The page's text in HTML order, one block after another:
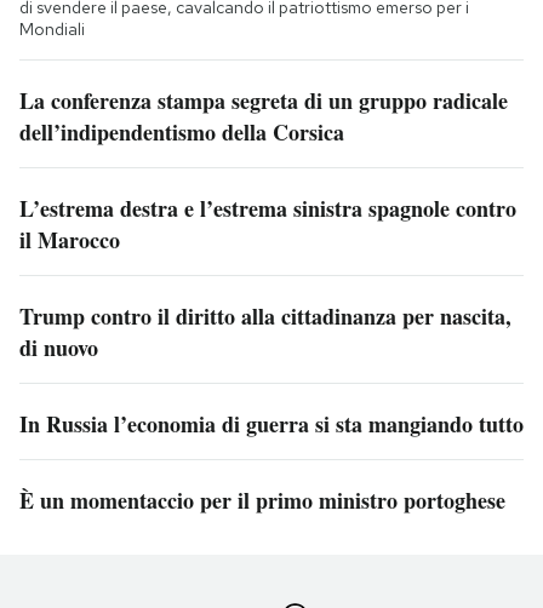
di svendere il paese, cavalcando il patriottismo emerso per i
Mondiali
La conferenza stampa segreta di un gruppo radicale
dell’indipendentismo della Corsica
L’estrema destra e l’estrema sinistra spagnole contro
il Marocco
Trump contro il diritto alla cittadinanza per nascita,
di nuovo
In Russia l’economia di guerra si sta mangiando tutto
È un momentaccio per il primo ministro portoghese